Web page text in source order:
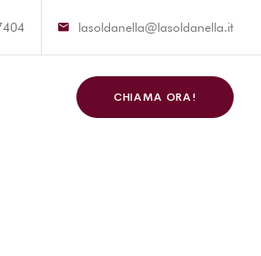
lasoldanella@lasoldanella.it
CHIAMA ORA!